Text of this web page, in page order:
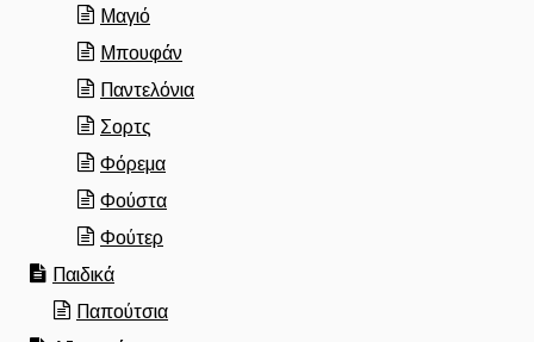
Μαγιό
Μπουφάν
Παντελόνια
Σορτς
Φόρεμα
Φούστα
Φούτερ
Παιδικά
Παπούτσια